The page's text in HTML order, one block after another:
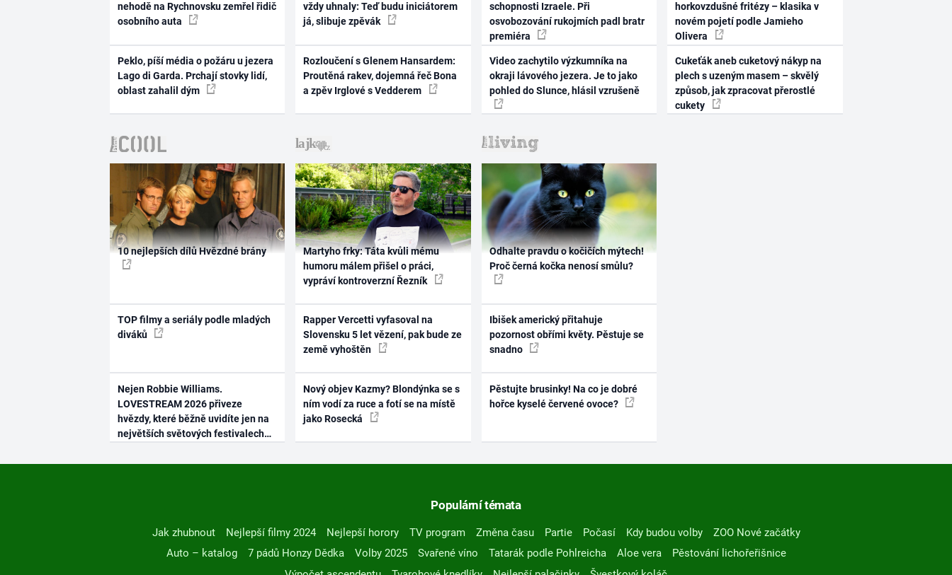
nehodě na Rychnovsku zemřel řidič
osobního auta
Peklo, píší média o požáru u jezera
Lago di Garda. Prchají stovky lidí,
oblast zahalil dým
vždy uhnaly: Teď budu iniciátorem
já, slibuje zpěvák
Rozloučení s Glenem Hansardem:
Proutěná rakev, dojemná řeč Bona
a zpěv Irglové s Vedderem
schopnosti Izraele. Při
osvobozování rukojmích padl bratr
premiéra
Video zachytilo výzkumníka na
okraji lávového jezera. Je to jako
pohled do Slunce, hlásil vzrušeně
horkovzdušné fritézy – klasika v
novém pojetí podle Jamieho
Olivera
Cukeťák aneb cuketový nákyp na
plech s uzeným masem – skvělý
způsob, jak zpracovat přerostlé
cukety
10 nejlepších dílů Hvězdné brány
TOP filmy a seriály podle mladých
diváků
Nejen Robbie Williams.
LOVESTREAM 2026 přiveze
hvězdy, které běžně uvidíte jen na
největších světových festivalech
Martyho frky: Táta kvůli mému
humoru málem přišel o práci,
vypráví kontroverzní Řezník
Rapper Vercetti vyfasoval na
Slovensku 5 let vězení, pak bude ze
země vyhoštěn
Nový objev Kazmy? Blondýnka se s
ním vodí za ruce a fotí se na místě
jako Rosecká
Odhalte pravdu o kočičích mýtech!
Proč černá kočka nenosí smůlu?
Ibišek americký přitahuje
pozornost obřími květy. Pěstuje se
snadno
Pěstujte brusinky! Na co je dobré
hořce kyselé červené ovoce?
Populární témata
Jak zhubnout Nejlepší filmy 2024 Nejlepší horory TV program Změna času Partie Počasí Kdy budou volby
ZOO Nové začátky
Auto – katalog
7 pádů Honzy Dědka Volby 2025 Svařené víno Tatarák podle Pohlreicha Aloe vera
Pěstování lichořeřišnice